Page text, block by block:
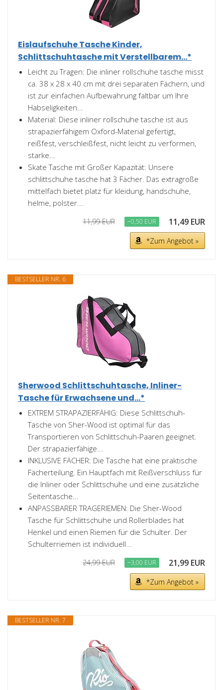
Eislaufschuhe Tasche Kinder,
Schlittschuhtasche mit Verstellbarem...*
Leicht zu Tragen: Die inliner rollschuhe tasche misst
ca. 38 x 28 x 40 cm mit drei separaten Fächern, und
ist zur einfachen Aufbewahrung faltbar um Ihre
Habseligkeiten...
Material: Diese inliner rollschuhe tasche ist aus
strapazierfähigem Oxford-Material gefertigt,
reißfest, verschleißfest, nicht leicht zu verformen,
starke...
Skate Tasche mit Großer Kapazität: Unsere
schlittschuhe tasche hat 3 Fächer. Das extragroße
mittelfach bietet platz für kleidung, handschuhe,
helme, polster...
11,99 EUR −0,50 EUR 11,49 EUR
*Zum Angebot »
BESTSELLER NR. 6
Sherwood Schlittschuhtasche, Inliner-
Tasche für Erwachsene und...*
EXTREM STRAPAZIERFÄHIG: Diese Schlittschuh-
Tasche von Sher-Wood ist optimal für das
Transportieren von Schlittschuh-Paaren geeignet.
Der strapazierfähige...
INKLUSIVE FÄCHER: Die Tasche hat eine praktische
Fächerteilung. Ein Hauptfach mit Reißverschluss für
die Inliner oder Schlittschuhe und eine zusätzliche
Seitentasche...
ANPASSBARER TRAGERIEMEN: Die Sher-Wood
Tasche für Schlittschuhe und Rollerblades hat
Henkel und einen Riemen für die Schulter. Der
Schulterriemen ist individuell...
24,99 EUR −3,00 EUR 21,99 EUR
*Zum Angebot »
BESTSELLER NR. 7